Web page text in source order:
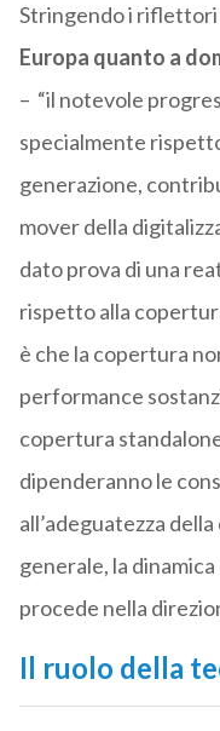
Stringendo i riflettori
Europa quanto a
– “il notevole
specialmente
generazione,
mover della
dato prova di una
rispetto alla
è che la copertura
performance
copertura
dipenderanno le
all’adeguatezza
generale, la
procede nella
Il ruolo della